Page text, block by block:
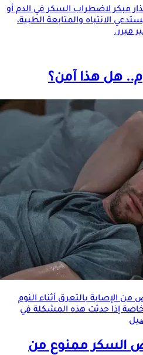
مبكر لاضطراب السكر في الدم أو
الانتباه والمتابعة الطبية،
مبرر.
هل هذا آمن؟
من الإصابة بالتعرقأثناء النوم
خاصة إذا حدثت هذه المشكلة في
السكر ممنوع من